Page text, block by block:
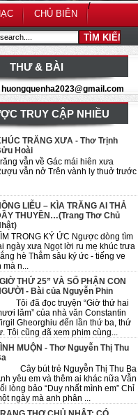
/
CHỦ BIÊN
THƯ & BÀI
TRUY CẬP NHIỀU
TRĂNG XƯA - Thơ Trịnh
Hoài
vẫn về Gác mái hiên xưa
vẫn nở Trên vành ly thuở trước
LIỄU – KÌA TRĂNG AI THẢ
THUYỀN…(Trang Thơ Chủ
TRONG KÝ ỨC Ngược dòng tìm
ngày xưa Ngọt lời ru mẹ khúc trưa
hè Thẳm sâu ký ức - tiếng ve
mà n...
THỨ 25” VÀ SỐ PHẬN CON
- Bài của Nguyễn Phin
Tôi đã đọc truyện “Giờ thứ hai
lăm” của nhà văn Constantin
Gheorghiu đến lần thứ ba, thứ
Tôi cũng đã xem phim cùng...
MUỘN - Thơ Nguyễn Thị Thu
Cây bút trẻ Nguyễn Thị Thu Ba
yêu em và thêm ai khác nữa Vẫn
lòng bảo “Duy nhất mình em” Chỉ
ngày mà anh phân ...